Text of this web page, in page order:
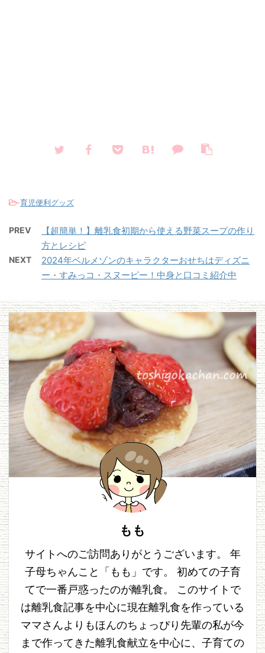
-育児便利グッズ
PREV
【超簡単！】離乳食初期から使える野菜スープの作り
方とレシピ
NEXT
2024年ベルメゾンのキャラクターおせちはディズニ
ー・すみっコ・スヌーピー！中身と口コミ紹介中
もも
サイトへのご訪問ありがとうございます。 年
子母ちゃんこと「もも」です。 初めての子育
てで一番戸惑ったのが離乳食。 このサイトで
は離乳食記事を中心に現在離乳食を作っている
ママさんよりもほんのちょっぴり先輩の私が今
まで作ってきた離乳食献立を中心に、子育ての